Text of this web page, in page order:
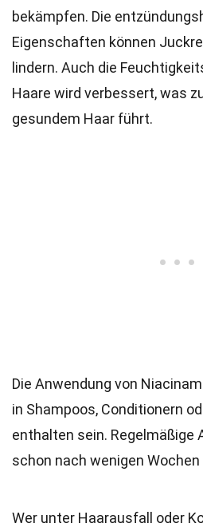
bekämpfen. Die
Eigenschaften können
lindern. Auch die
Haare wird verbessert, was
gesundem Haar führt.
Die Anwendung von
in Shampoos, Conditionern
enthalten sein. Regelmäßige
schon nach wenigen
Wer unter Haarausfall oder